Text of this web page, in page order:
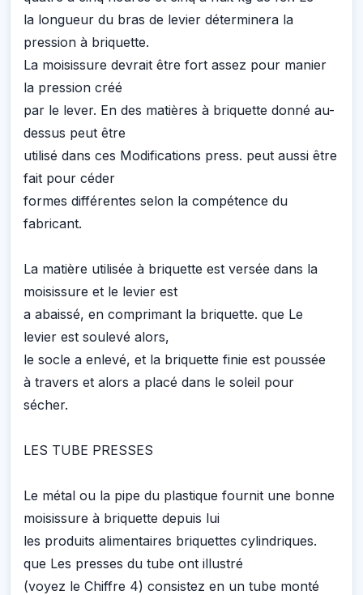
la longueur du bras de levier déterminera la
pression à briquette.
La moisissure devrait être fort assez pour manier
la pression créé
par le lever. En des matières à briquette donné au-
dessus peut être
utilisé dans ces Modifications press. peut aussi être
fait pour céder
formes différentes selon la compétence du
fabricant.
La matière utilisée à briquette est versée dans la
moisissure et le levier est
a abaissé, en comprimant la briquette. que Le
levier est soulevé alors,
le socle a enlevé, et la briquette finie est poussée
à travers et alors a placé dans le soleil pour
sécher.
LES TUBE PRESSES
Le métal ou la pipe du plastique fournit une bonne
moisissure à briquette depuis lui
les produits alimentaires briquettes cylindriques.
que Les presses du tube ont illustré
(voyez le Chiffre 4) consistez en un tube monté